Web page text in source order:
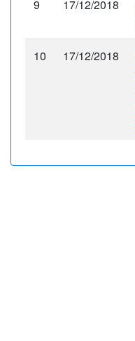
9 17/12/2018
10 17/12/2018